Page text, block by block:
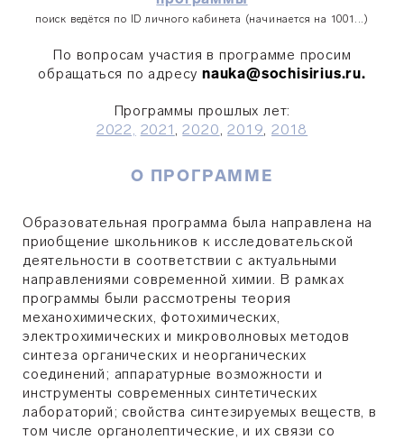
поиск ведётся по ID личного кабинета (начинается на 1001...)
По вопросам участия в программе просим
обращаться по адресу nauka@sochisirius.ru.
Программы прошлых лет:
2022, 2021,2020,2019,2018
О ПРОГРАММЕ
Образовательная программа была направлена на
приобщение школьников к исследовательской
деятельности в соответствии с актуальными
направлениями современной химии. В рамках
программы были рассмотрены теория
механохимических, фотохимических,
электрохимических и микроволновых методов
синтеза органических и неорганических
соединений; аппаратурные возможности и
инструменты современных синтетических
лабораторий; свойства синтезируемых веществ, в
том числе органолептические, и их связи со